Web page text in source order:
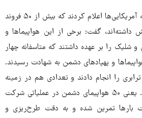
سخنگوی ارتش با بیان اینکه آمریکایی‌ها اعلام کردند که بیش از ۵۰ فروند
داشته‌اند، گفت: برخی از این هواپیماها و
شلیک را بر عهده داشتند که متاسفانه چهار
و پهپادهای دشمن به شهادت رسیدند.
را انجام دادند و تعدادی هم در زمینه
جنگ الکترونیک فعال بودند. یعنی ۵۰ هواپیمای دشمن در عملیاتی شرکت
بارها تمرین شده و به دقت طرح‌ریزی و